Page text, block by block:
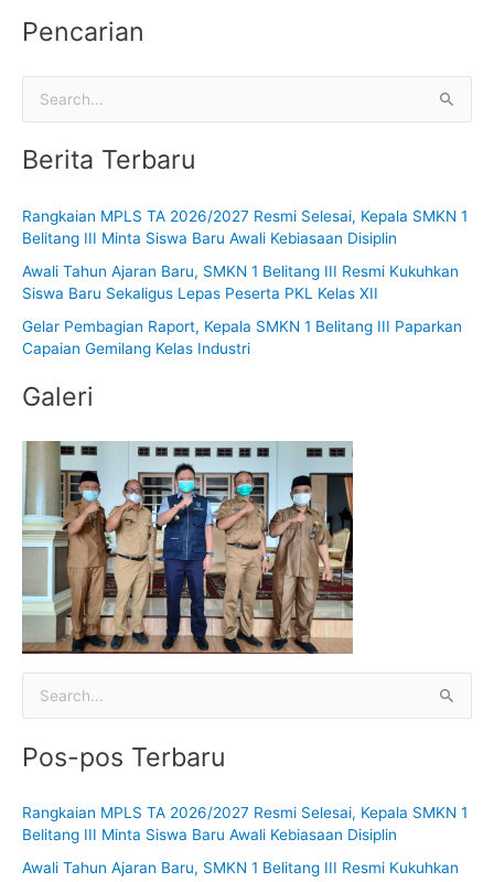
Pencarian
u
t
k
Berita Terbaru
Rangkaian MPLS TA 2026/2027 Resmi Selesai, Kepala SMKN 1
Belitang III Minta Siswa Baru Awali Kebiasaan Disiplin
Awali Tahun Ajaran Baru, SMKN 1 Belitang III Resmi Kukuhkan
Siswa Baru Sekaligus Lepas Peserta PKL Kelas XII
Gelar Pembagian Raport, Kepala SMKN 1 Belitang III Paparkan
Capaian Gemilang Kelas Industri
Galeri
u
Pos-pos Terbaru
Rangkaian MPLS TA 2026/2027 Resmi Selesai, Kepala SMKN 1
Belitang III Minta Siswa Baru Awali Kebiasaan Disiplin
Awali Tahun Ajaran Baru, SMKN 1 Belitang III Resmi Kukuhkan